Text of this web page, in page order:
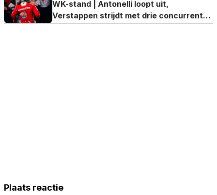
WK-stand | Antonelli loopt uit,
Verstappen strijdt met drie concurrenten
voor vierde plek
Plaats reactie